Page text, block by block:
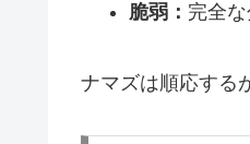
脆弱： 完全な
ナマズは順応する